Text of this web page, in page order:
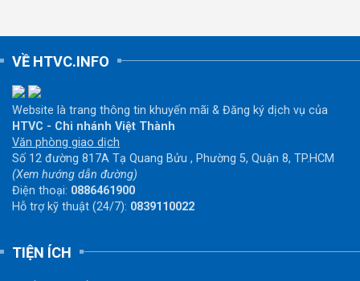
VỀ HTVC.INFO
Website là trang thông tin khuyến mãi & Đăng ký dịch vụ của
HTVC - Chi nhánh Việt Thành
Văn phòng giao dịch
Số 12 đường 817A Tạ Quang Bửu , Phường 5, Quận 8, TP.HCM
(Xem hướng dẫn đường)
Điện thoại: 0886461900
Hỗ trợ kỹ thuật (24/7): 0839110022
TIỆN ÍCH